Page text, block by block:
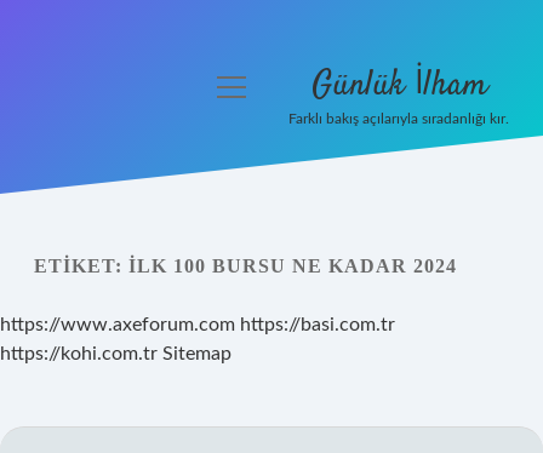
Yasal Uyarı
Hakkımızda
menüyü
Günlük İlham
Farklı bakış açılarıyla sıradanlığı kır.
ETIKET: İLK 100 BURSU NE KADAR 2024
https://www.axeforum.com https://basi.com.tr
https://kohi.com.tr Sitemap